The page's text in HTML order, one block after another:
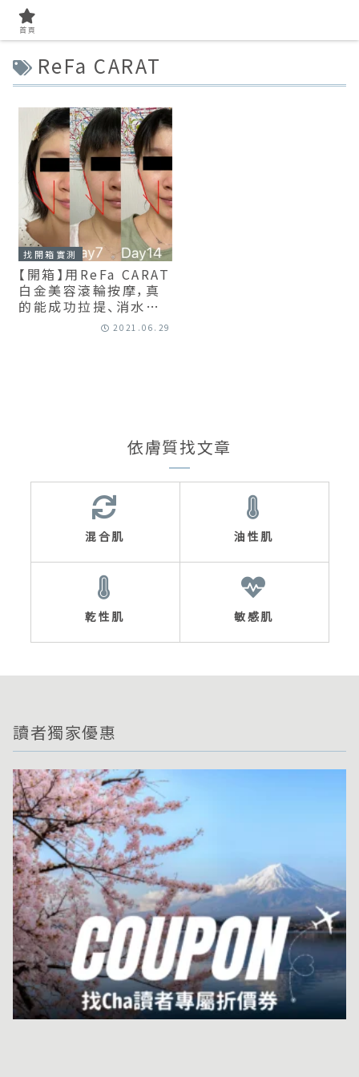
ReFa CARAT
找開箱實測
【開箱】用ReFa CARAT
白金美容滾輪按摩，真
的能成功拉提、消水腫、
瘦臉嗎？(14天實測)
2021.06.29
依膚質找文章
混合肌 油性肌
乾性肌 敏感肌
讀者獨家優惠
首頁